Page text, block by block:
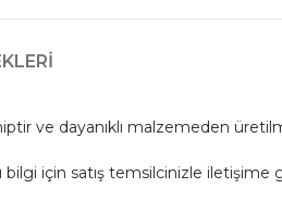
ve dayanıklı malzemeden
için satış temsilcinizle iletişime